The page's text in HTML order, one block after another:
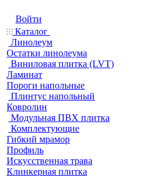
Войти
Каталог
Линолеум
Остатки линолеума
Виниловая плитка (LVT)
Ламинат
Пороги напольные
Плинтус напольный
Ковролин
Модульная ПВХ плитка
Комплектующие
Гибкий мрамор
Профиль
Искусственная трава
Клинкерная плитка